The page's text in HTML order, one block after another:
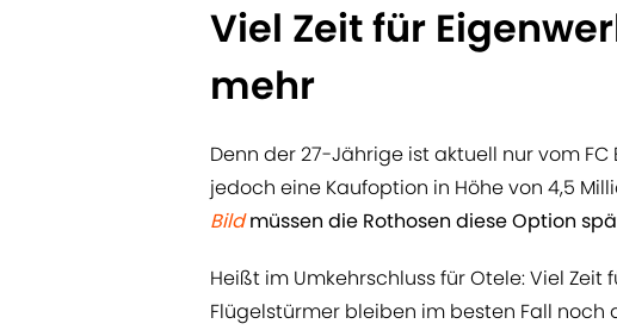
Viel Zeit für
mehr
Denn der 27-Jährige ist aktuell nur vom
jedoch eine Kaufoption in Höhe von 4,5
Bild müssen die Rothosen diese Option
Heißt im Umkehrschluss für Otele: Viel
Flügelstürmer bleiben im besten Fall noch